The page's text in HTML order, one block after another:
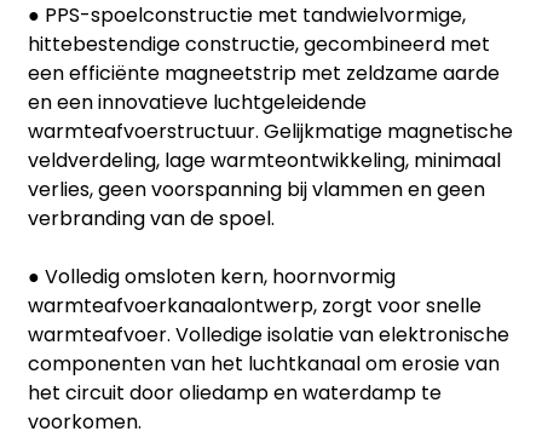
● PPS-spoelconstructie met tandwielvormige,
hittebestendige constructie, gecombineerd met
een efficiënte magneetstrip met zeldzame aarde
en een innovatieve luchtgeleidende
warmteafvoerstructuur. Gelijkmatige magnetische
veldverdeling, lage warmteontwikkeling, minimaal
verlies, geen voorspanning bij vlammen en geen
verbranding van de spoel.
● Volledig omsloten kern, hoornvormig
warmteafvoerkanaalontwerp, zorgt voor snelle
warmteafvoer. Volledige isolatie van elektronische
componenten van het luchtkanaal om erosie van
het circuit door oliedamp en waterdamp te
voorkomen.